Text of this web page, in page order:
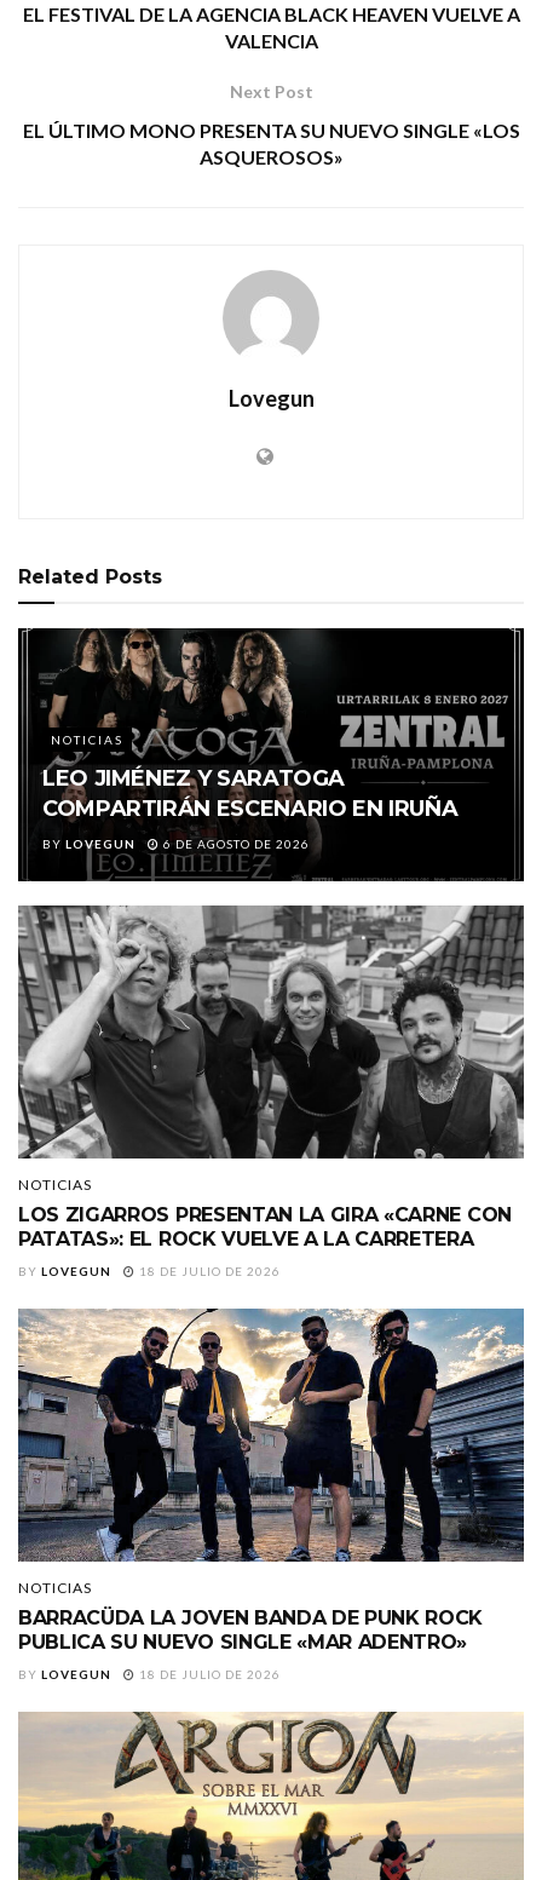
EL FESTIVAL DE LA AGENCIA BLACK HEAVEN VUELVE A
VALENCIA
Next Post
EL ÚLTIMO MONO PRESENTA SU NUEVO SINGLE «LOS
ASQUEROSOS»
Lovegun
Related Posts
NOTICIAS
LEO JIMÉNEZ Y SARATOGA
COMPARTIRÁN ESCENARIO EN IRUÑA
BY LOVEGUN 6 DE AGOSTO DE 2026
NOTICIAS
LOS ZIGARROS PRESENTAN LA GIRA «CARNE CON
PATATAS»: EL ROCK VUELVE A LA CARRETERA
BY LOVEGUN 18 DE JULIO DE 2026
NOTICIAS
BARRACÜDA LA JOVEN BANDA DE PUNK ROCK
PUBLICA SU NUEVO SINGLE «MAR ADENTRO»
BY LOVEGUN 18 DE JULIO DE 2026